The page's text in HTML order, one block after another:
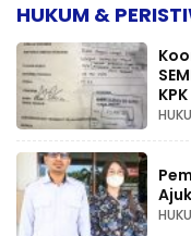
HUKUM &